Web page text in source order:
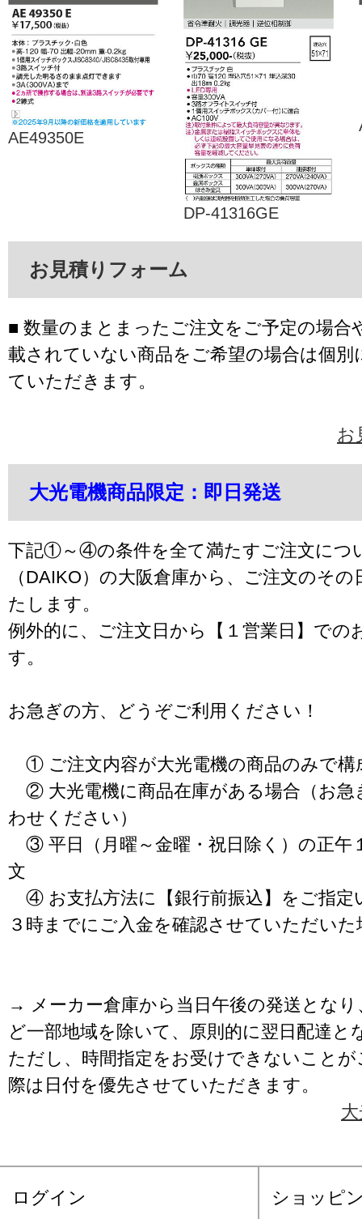
AE49350E
DP-41316GE
お見積りフォーム
■ 数量のまとまったご注文をご予定の場合
載されていない商品をご希望の場合は個別
ていただきます。
お
大光電機商品限定：即日発送
下記①～④の条件を全て満たすご注文につ
（DAIKO）の大阪倉庫から、ご注文のそ
たします。
例外的に、ご注文日から【１営業日】での
す。
お急ぎの方、どうぞご利用ください！
① ご注文内容が大光電機の商品のみで構
② 大光電機に商品在庫がある場合（お急
わせください）
③ 平日（月曜～金曜・祝日除く）の正午
文
④ お支払方法に【銀行前振込】をご指定
３時までにご入金を確認させていただいた
→ メーカー倉庫から当日午後の発送となり
ど一部地域を除いて、原則的に翌日配達と
ただし、時間指定をお受けできないこと
際は日付を優先させていただきます。
ログイン ショッピ